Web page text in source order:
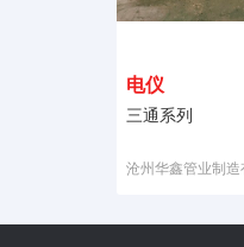
电仪
三通系列
沧州华鑫管业制造